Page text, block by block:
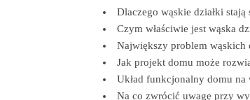
Dlaczego wąskie działki
Czym właściwie jest wąska
Największy problem wąskich
Jak projekt domu może
Układ funkcjonalny domu na
Na co zwrócić uwagę przy